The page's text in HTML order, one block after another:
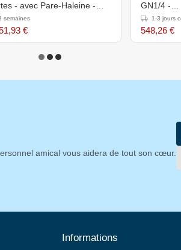
- avec Pare-Haleine -
semaines
€
GN1/4 -
1-3 jours
548,26 €
amical vous aidera de tout son cœur.
Informations